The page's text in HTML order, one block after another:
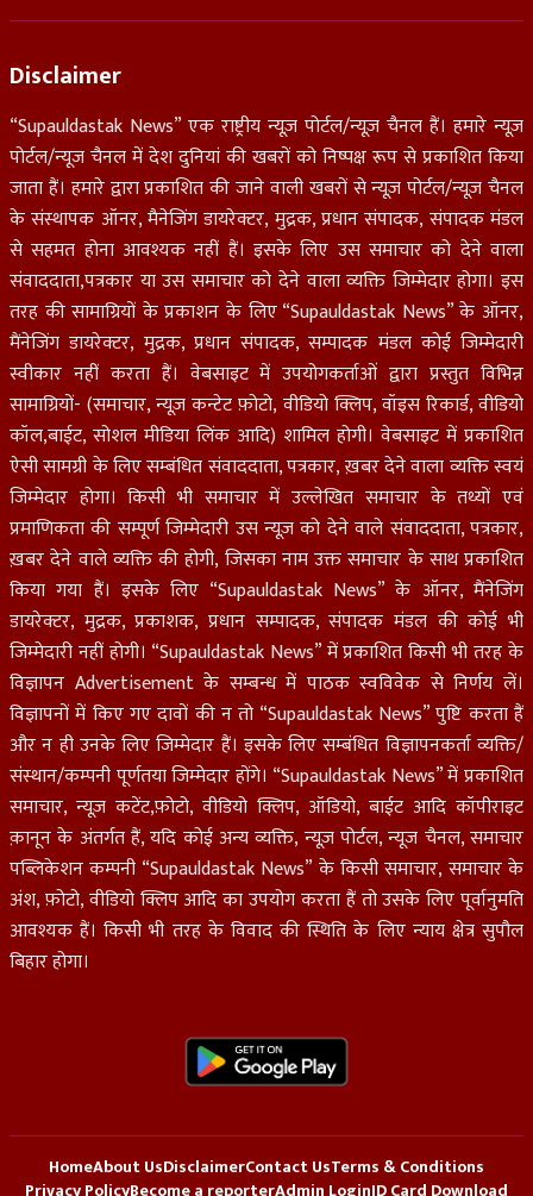
Disclaimer
“Supauldastak News” एक राष्ट्रीय न्यूज़ पोर्टल/न्यूज़ चैनल हैं। हमारे न्यूज़
पोर्टल/न्यूज चैनल में देश दुनियां की खबरों को निष्पक्ष रूप से प्रकाशित किया
जाता हैं। हमारे द्वारा प्रकाशित की जाने वाली खबरों से न्यूज़ पोर्टल/न्यूज़ चैनल
के संस्थापक ऑनर, मैनेजिंग डायरेक्टर, मुद्रक, प्रधान संपादक, संपादक मंडल
से सहमत होना आवश्यक नहीं हैं। इसके लिए उस समाचार को देने वाला
संवाददाता,पत्रकार या उस समाचार को देने वाला व्यक्ति जिम्मेदार होगा। इस
तरह की सामाग्रियों के प्रकाशन के लिए “Supauldastak News” के ऑनर,
मैंनेजिंग डायरेक्टर, मुद्रक, प्रधान संपादक, सम्पादक मंडल कोई जिम्मेदारी
स्वीकार नहीं करता हैं। वेबसाइट में उपयोगकर्ताओं द्वारा प्रस्तुत विभिन्न
सामाग्रियों- (समाचार, न्यूज़ कन्टेट फ़ोटो, वीडियो क्लिप, वॉइस रिकार्ड, वीडियो
कॉल,बाईट, सोशल मीडिया लिंक आदि) शामिल होगी। वेबसाइट में प्रकाशित
ऐसी सामग्री के लिए सम्बंधित संवाददाता, पत्रकार, ख़बर देने वाला व्यक्ति स्वयं
जिम्मेदार होगा। किसी भी समाचार में उल्लेखित समाचार के तथ्यों एवं
प्रमाणिकता की सम्पूर्ण जिम्मेदारी उस न्यूज़ को देने वाले संवाददाता, पत्रकार,
ख़बर देने वाले व्यक्ति की होगी, जिसका नाम उक्त समाचार के साथ प्रकाशित
किया गया हैं। इसके लिए “Supauldastak News” के ऑनर, मैंनेजिंग
डायरेक्टर, मुद्रक, प्रकाशक, प्रधान सम्पादक, संपादक मंडल की कोई भी
जिम्मेदारी नहीं होगी। “Supauldastak News” में प्रकाशित किसी भी तरह के
विज्ञापन Advertisement के सम्बन्ध में पाठक स्वविवेक से निर्णय लें।
विज्ञापनों में किए गए दावों की न तो “Supauldastak News” पुष्टि करता हैं
और न ही उनके लिए जिम्मेदार हैं। इसके लिए सम्बंधित विज्ञापनकर्ता व्यक्ति/
संस्थान/कम्पनी पूर्णतया जिम्मेदार होंगे। “Supauldastak News” में प्रकाशित
समाचार, न्यूज़ कटेंट,फ़ोटो, वीडियो क्लिप, ऑडियो, बाईट आदि कॉपीराइट
क़ानून के अंतर्गत हैं, यदि कोई अन्य व्यक्ति, न्यूज़ पोर्टल, न्यूज चैनल, समाचार
पब्लिकेशन कम्पनी “Supauldastak News” के किसी समाचार, समाचार के
अंश, फ़ोटो, वीडियो क्लिप आदि का उपयोग करता हैं तो उसके लिए पूर्वानुमति
आवश्यक हैं। किसी भी तरह के विवाद की स्थिति के लिए न्याय क्षेत्र सुपौल
बिहार होगा।
HomeAbout UsDisclaimerContact UsTerms & Conditions